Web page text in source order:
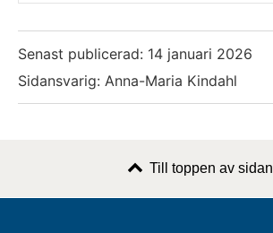
Senast publicerad: 14 januari 2026
Sidansvarig: Anna-Maria Kindahl
Till toppen av sidan